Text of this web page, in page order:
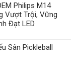
Philips M14
Vượt Trội, Vững
Đạt LED
Sân Pickleball